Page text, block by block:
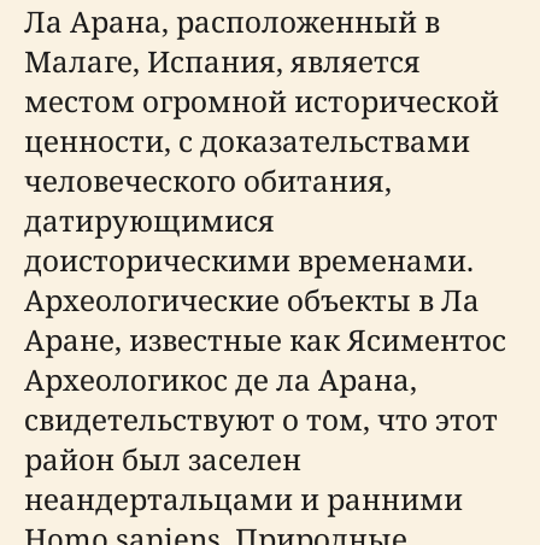
Ла Арана, расположенный в
Малаге, Испания, является
местом огромной исторической
ценности, с доказательствами
человеческого обитания,
датирующимися
доисторическими временами.
Археологические объекты в Ла
Аране, известные как Ясиментос
Археологикос де ла Арана,
свидетельствуют о том, что этот
район был заселен
неандертальцами и ранними